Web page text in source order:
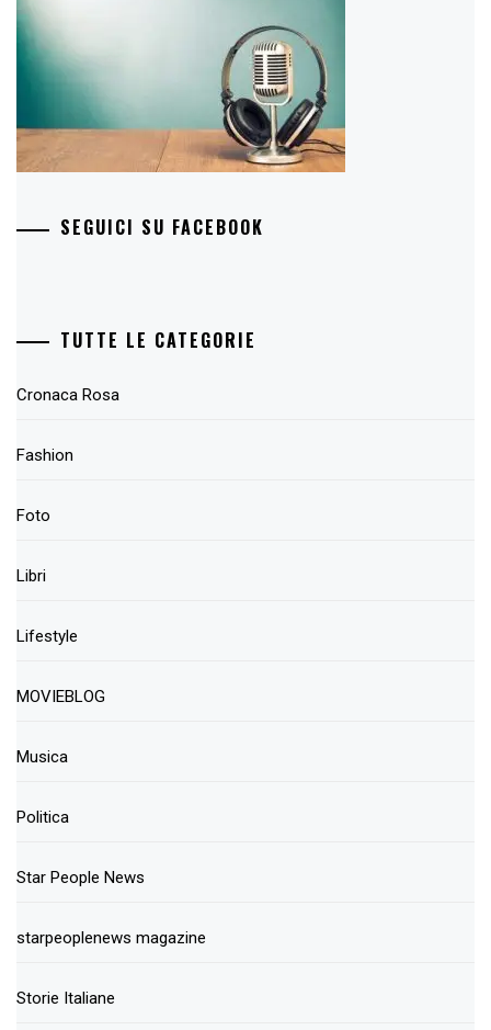
SEGUICI SU FACEBOOK
TUTTE LE CATEGORIE
Cronaca Rosa
Fashion
Foto
Libri
Lifestyle
MOVIEBLOG
Musica
Politica
Star People News
starpeoplenews magazine
Storie Italiane